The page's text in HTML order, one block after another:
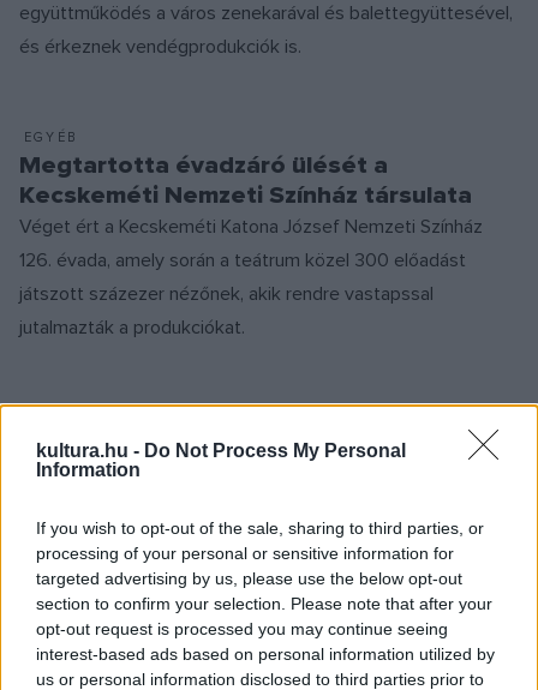
kultura.hu - Do Not Process My Personal
Information
If you wish to opt-out of the sale, sharing to third parties, or
processing of your personal or sensitive information for
targeted advertising by us, please use the below opt-out
section to confirm your selection. Please note that after your
opt-out request is processed you may continue seeing
interest-based ads based on personal information utilized by
us or personal information disclosed to third parties prior to
együttműködés a város zenekarával és balettegyüttesével,
és érkeznek vendégprodukciók is.
EGYÉB
Megtartotta évadzáró ülését a
Kecskeméti Nemzeti Színház társulata
Véget ért a Kecskeméti Katona József Nemzeti Színház
126. évada, amely során a teátrum közel 300 előadást
játszott százezer nézőnek, akik rendre vastapssal
jutalmazták a produkciókat.
Megtartotta évadzáró ülését a
Vígszínház társulata
játszóhelyének összlátogatottsága közel 97 százalékos
volt, mintegy 340 ezer néző váltott jegyet az évad 543
előadására. Az évadzáró ülésen díjazták mások mellett
Presser Gábort és Geszti Pétert is.